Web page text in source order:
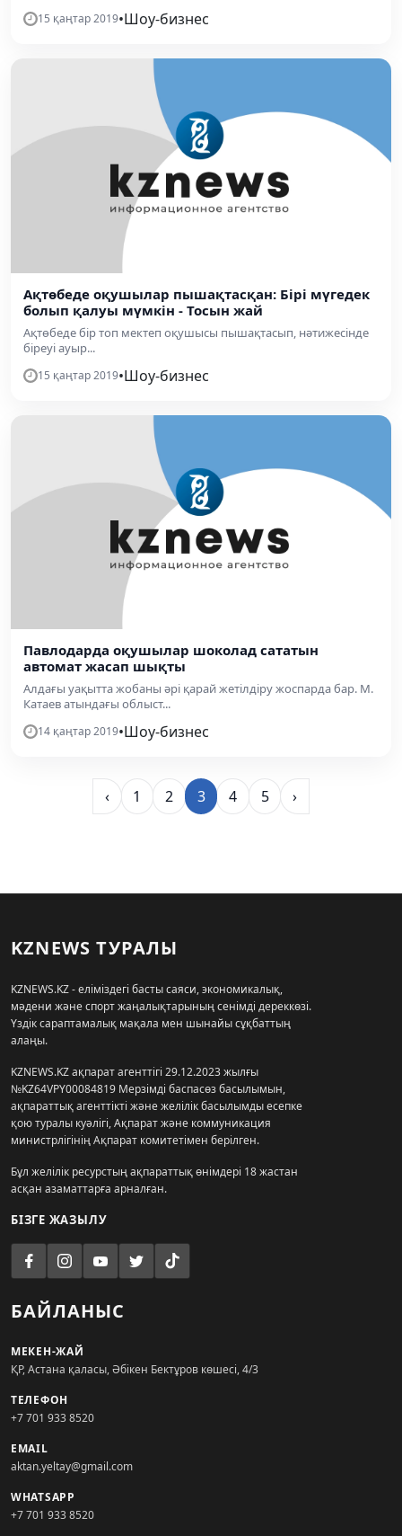
15 қаңтар 2019•Шоу-бизнес
Ақтөбеде оқушылар пышақтасқан: Бірі мүгедек
болып қалуы мүмкін - Тосын жай
Ақтөбеде бір топ мектеп оқушысы пышақтасып, нәтижесінде
біреуі ауыр...
15 қаңтар 2019•Шоу-бизнес
Павлодарда оқушылар шоколад сататын
автомат жасап шықты
Алдағы уақытта жобаны әрі қарай жетілдіру жоспарда бар. М.
Катаев атындағы облыст...
14 қаңтар 2019•Шоу-бизнес
‹ 1 2 3 4 5 ›
KZNEWS ТУРАЛЫ
KZNEWS.KZ - еліміздегі басты саяси, экономикалық,
мәдени және спорт жаңалықтарының сенімді дереккөзі.
Үздік сараптамалық мақала мен шынайы сұқбаттың
алаңы.
KZNEWS.KZ ақпарат агенттігі 29.12.2023 жылғы
№KZ64VPY00084819 Мерзімді баспасөз басылымын,
ақпараттық агенттікті және желілік басылымды есепке
қою туралы куәлігі, Ақпарат және коммуникация
министрлігінің Ақпарат комитетімен берілген.
Бұл желілік ресурстың ақпараттық өнімдері 18 жастан
асқан азаматтарға арналған.
БІЗГЕ ЖАЗЫЛУ
БАЙЛАНЫС
МЕКЕН-ЖАЙ
ҚР, Астана қаласы, Әбікен Бектұров көшесі, 4/3
ТЕЛЕФОН
+7 701 933 8520
EMAIL
aktan.yeltay@gmail.com
WHATSAPP
+7 701 933 8520